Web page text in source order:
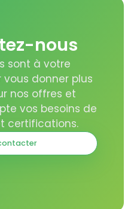
nous
sont à votre
donner plus
nos offres et
vos besoins de
certifications.